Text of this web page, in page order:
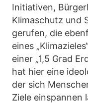
Initiativen,
Klimaschutz und
gerufen, die
eines
einer „1,5 Grad
hat hier eine
der sich
Ziele einspannen